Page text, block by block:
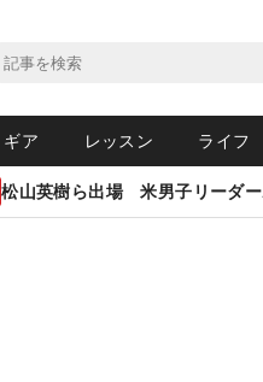
ギア レッスン ライフ
松山英樹ら出場 米男子リーダ